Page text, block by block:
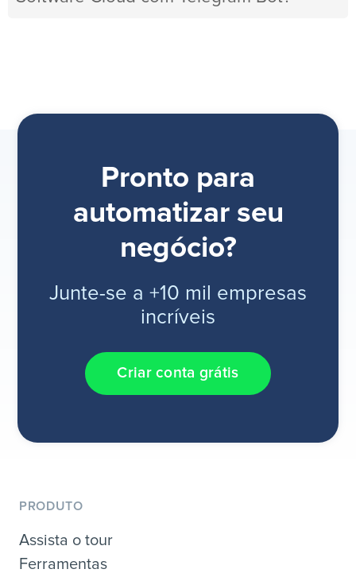
Pronto para
automatizar seu
negócio?
Junte-se a +10 mil empresas
incríveis
Criar conta grátis
PRODUTO
Assista o tour
Ferramentas